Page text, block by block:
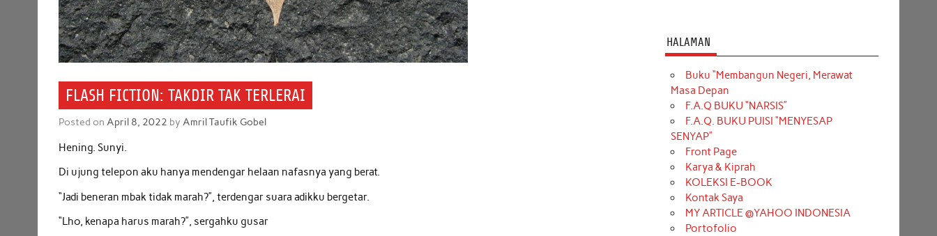
FLASH FICTION: TAKDIR TAK TERLERAI
Posted onApril 8, 2022 byAmril Taufik Gobel
Hening. Sunyi.
Di ujung telepon aku hanya mendengar helaan nafasnya yang berat.
“Jadi beneran mbak tidak marah?”, terdengar suara adikku bergetar.
“Lho, kenapa harus marah?”, sergahku gusar
HALAMAN
Buku “Membangun Negeri, Merawat
Masa Depan
F.A.Q BUKU “NARSIS”
F.A.Q. BUKU PUISI “MENYESAP
SENYAP”
Front Page
Karya & Kiprah
KOLEKSI E-BOOK
Kontak Saya
MY ARTICLE @YAHOO INDONESIA
Portofolio